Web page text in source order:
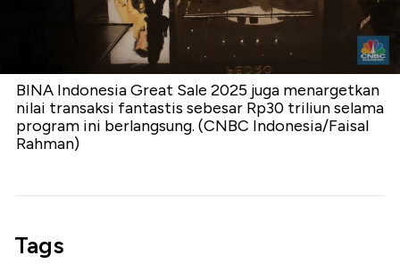
BINA Indonesia Great Sale 2025 juga menargetkan
nilai transaksi fantastis sebesar Rp30 triliun selama
program ini berlangsung. (CNBC Indonesia/Faisal
Rahman)
Tags